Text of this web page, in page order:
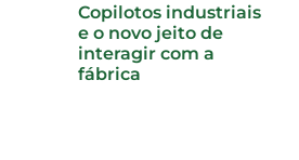
Copilotos industriais
e o novo jeito de
interagir com a
fábrica